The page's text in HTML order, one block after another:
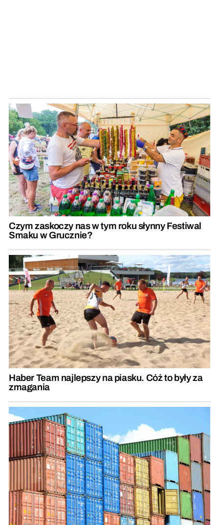
Czym zaskoczy nas w tym roku słynny Festiwal
Smaku w Grucznie?
Haber Team najlepszy na piasku. Cóż to były za
zmagania